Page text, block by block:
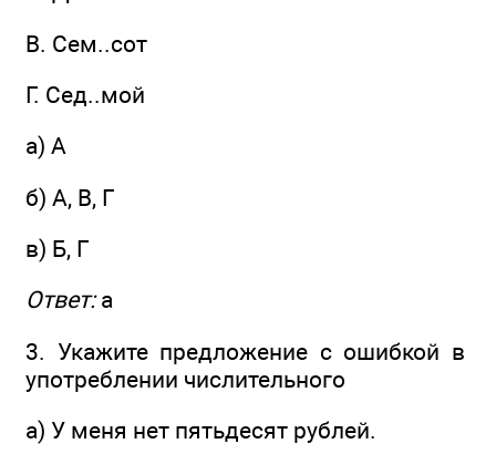
B. Сем..сот
Г. Сед..мой
а) А
б) А, В, Г
в) Б, Г
Ответ:а
3. Укажите предложение с ошибкой в
употреблении числительного
а) У меня нет пятьдесят рублей.